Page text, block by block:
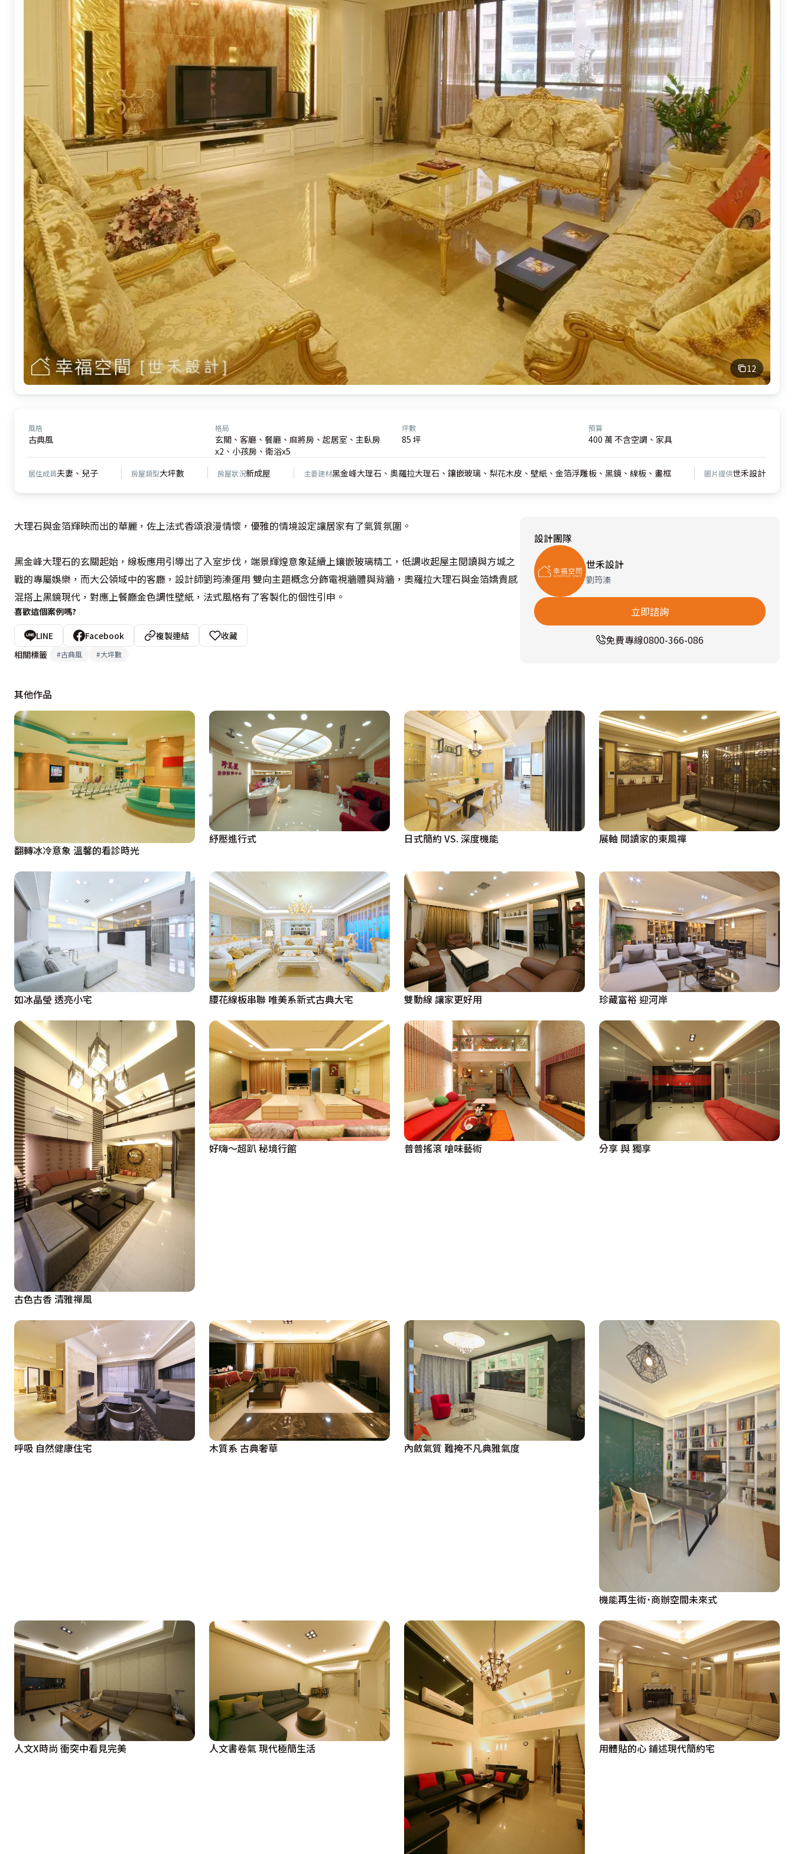
12
風格
古典風
格局
玄關、客廳、餐廳、麻將房、起居室、主臥房
x2、小孩房、衛浴x5
坪數
85 坪
預算
400 萬 不含空調、家具
居住成員夫妻、兒子 房屋類型大坪數 房屋狀況新成屋 主要建材黑金峰大理石、奧羅拉大理石、鑲嵌玻璃、梨花木皮、壁紙、金箔浮雕板、黑鏡、線板、畫框 圖片提供世禾設計
大理石與金箔輝映而出的華麗，佐上法式香頌浪漫情懷，優雅的情境設定讓居家有了氣質氛圍。
黑金峰大理石的玄關起始，線板應用引導出了入室步伐，端景輝煌意象延續上鑲嵌玻璃精工，低調收起屋主閱讀與方城之
戰的專屬娛樂，而大公領域中的客廳，設計師劉筠溱運用 雙向主題概念分飾電視牆體與背牆，奧羅拉大理石與金箔嬌貴感
混搭上黑鏡現代，對應上餐廳金色調性壁紙，法式風格有了客製化的個性引申。
喜歡這個案例嗎?
LINE Facebook 複製連結
收藏
相關標籤
#古典風 #大坪數
設計團隊
世禾設計
劉筠溱
立即諮詢
免費專線0800-366-086
其他作品
翻轉冰冷意象 溫馨的看診時光
紓壓進行式 日式簡約 VS. 深度機能 展軸 閱讀家的東風禪
如冰晶瑩 透亮小宅 腰花線板串聯 唯美系新式古典大宅 雙動線 讓家更好用 珍藏富裕 迎河岸
古色古香 清雅禪風
好嗨〜超趴 秘境行館 普普搖滾 嗆味藝術 分享 與 獨享
呼吸 自然健康住宅 木質系 古典奢華 內斂氣質 難掩不凡典雅氣度
機能再生術˙商辦空間未來式
人文X時尚 衝突中看見完美 人文書卷氣 現代極簡生活 用體貼的心 鋪述現代簡約宅